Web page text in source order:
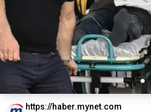
https://haber.mynet.com